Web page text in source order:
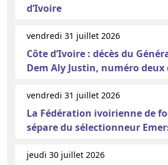
d’Ivoire
vendredi 31 juillet 2026
Côte d’Ivoire : décès du
Dem Aly Justin, numéro deux
vendredi 31 juillet 2026
La Fédération ivoirienne de
sépare du sélectionneur
jeudi 30 juillet 2026